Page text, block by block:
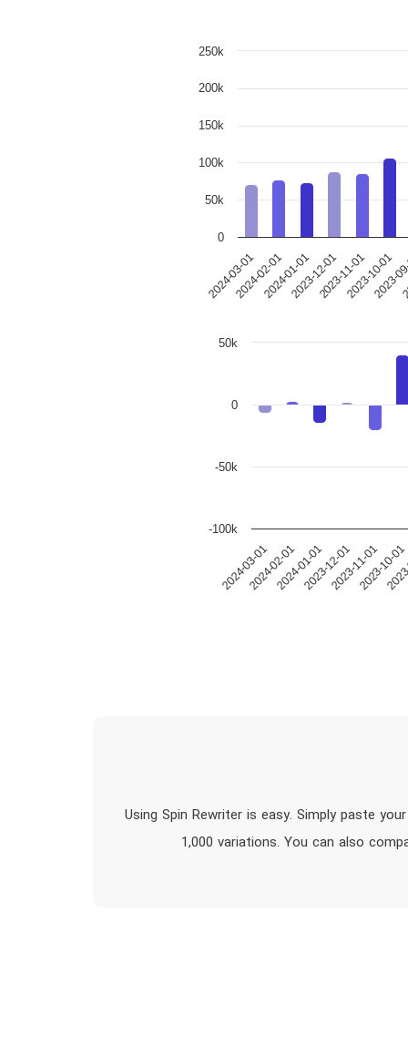
2024-03-012024-02-012024-01-012023-12-012023-11-012023-10-01
2023-
0
50k
100k
150k
200k
250k
2024-03-01
2024-02-012024-01-012023-12-012023-11-012023-10-01
-50k
0
50k
-100k
Using Spin Rewriter is easy. Simply paste
1,000 variations. You can also